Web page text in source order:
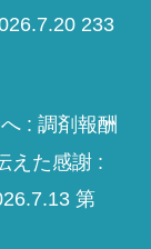
233
: 調剤報酬
えた感謝 :
第